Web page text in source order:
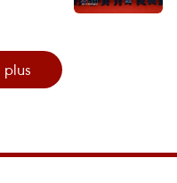
plus